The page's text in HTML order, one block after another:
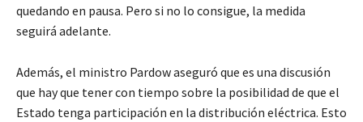
quedando en pausa. Pero si no lo consigue, la medida
seguirá adelante.
Además, el ministro Pardow aseguró que es una discusión
que hay que tener con tiempo sobre la posibilidad de que el
Estado tenga participación en la distribución eléctrica. Esto